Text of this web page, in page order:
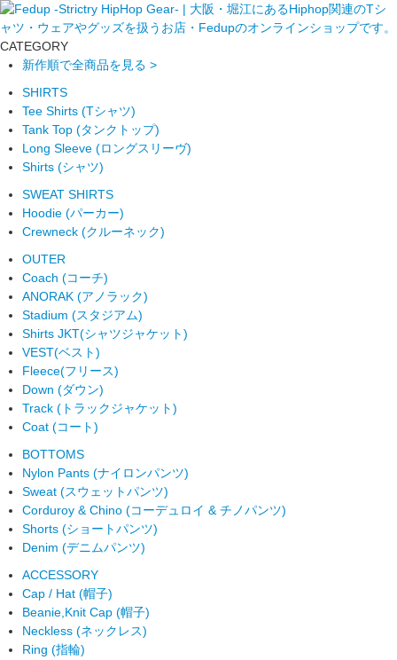
CATEGORY
新作順で全商品を見る >
SHIRTS
Tee Shirts (Tシャツ)
Tank Top (タンクトップ)
Long Sleeve (ロングスリーヴ)
Shirts (シャツ)
SWEAT SHIRTS
Hoodie (パーカー)
Crewneck (クルーネック)
OUTER
Coach (コーチ)
ANORAK (アノラック)
Stadium (スタジアム)
Shirts JKT(シャツジャケット)
VEST(ベスト)
Fleece(フリース)
Down (ダウン)
Track (トラックジャケット)
Coat (コート)
BOTTOMS
Nylon Pants (ナイロンパンツ)
Sweat (スウェットパンツ)
Corduroy & Chino (コーデュロイ & チノパンツ)
Shorts (ショートパンツ)
Denim (デニムパンツ)
ACCESSORY
Cap / Hat (帽子)
Beanie,Knit Cap (帽子)
Neckless (ネックレス)
Ring (指輪)